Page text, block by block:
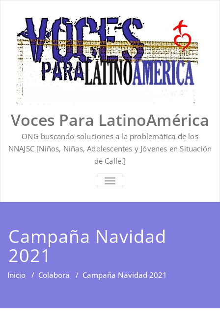
contenido
Voces Para LatinoAmérica
ONG buscando soluciones a la problemática de los
NNAJSC [Niños, Niñas, Adolescentes y Jóvenes en Situación
de Calle.]
ALTERNAR
LA
Campaña Navidad
2021
Inicio / Colabora / Campaña Navidad 2021